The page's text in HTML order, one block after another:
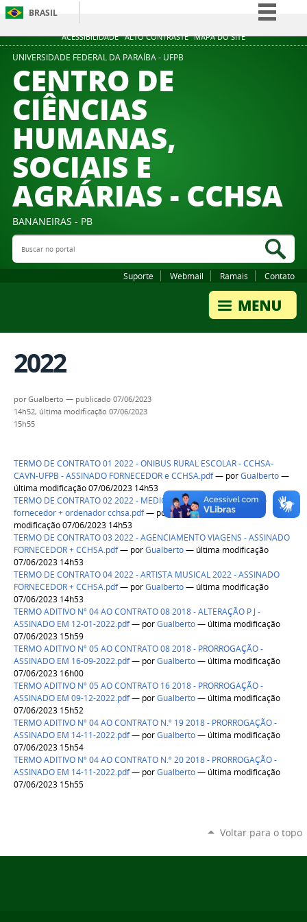
ACESSIBILIDADE ALTO CONTRASTE MAPA DO SITE
BRASIL
Simplifique!
UNIVERSIDADE FEDERAL DA PARAÍBA - UFPB
CENTRO DE
CIÊNCIAS
HUMANAS,
SOCIAIS E
AGRÁRIAS - CCHSA
BANANEIRAS - PB
Buscar no portal
Suporte Webmail Ramais Contato
2022
porGualberto — publicado 07/06/2023
14h52, última modificação 07/06/2023
15h55
TERMO DE CONTRATO 01 2022 - ONIBUS RURAL ESCOLAR - CCHSA-
CAVN-UFPB - ASSINADO FORNECEDOR e CCHSA.pdf— porGualberto—
última modificação 07/06/2023 14h53
TERMO DE CONTRATO 02 2022 - MEDICO VETERINÁRIO - assinado
fornecedor + ordenador cchsa.pdf— porGualberto— última
modificação 07/06/2023 14h53
TERMO DE CONTRATO 03 2022 - AGENCIAMENTO VIAGENS - ASSINADO
FORNECEDOR + CCHSA.pdf— porGualberto— última modificação
07/06/2023 14h53
TERMO DE CONTRATO 04 2022 - ARTISTA MUSICAL 2022 - ASSINADO
FORNECEDOR + CCHSA.pdf— porGualberto— última modificação
07/06/2023 14h53
TERMO ADITIVO Nº 04 AO CONTRATO 08 2018 - ALTERAÇÃO P J -
ASSINADO EM 12-01-2022.pdf— porGualberto— última modificação
07/06/2023 15h59
TERMO ADITIVO Nº 05 AO CONTRATO 08 2018 - PRORROGAÇÃO -
ASSINADO EM 16-09-2022.pdf— porGualberto— última modificação
07/06/2023 16h00
TERMO ADITIVO Nº 05 AO CONTRATO 16 2018 - PRORROGAÇÃO -
ASSINADO EM 09-12-2022.pdf— porGualberto— última modificação
07/06/2023 15h52
TERMO ADITIVO Nº 04 AO CONTRATO N.º 19 2018 - PRORROGAÇÃO -
ASSINADO EM 14-11-2022.pdf— porGualberto— última modificação
07/06/2023 15h54
TERMO ADITIVO Nº 04 AO CONTRATO N.º 20 2018 - PRORROGAÇÃO -
ASSINADO EM 14-11-2022.pdf— porGualberto— última modificação
07/06/2023 15h55
Voltar para o topo